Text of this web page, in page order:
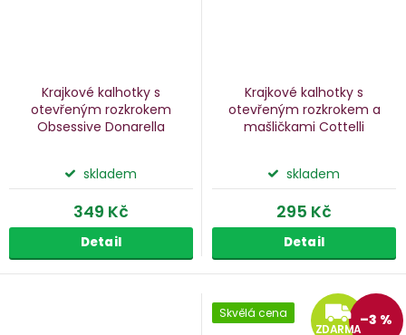
Krajkové kalhotky s
otevřeným rozkrokem
Obsessive Donarella
skladem
349 Kč
Detail
Krajkové kalhotky s
otevřeným rozkrokem a
mašličkami Cottelli
skladem
295 Kč
Detail
Skvělá cena
ZDARMA–3 %